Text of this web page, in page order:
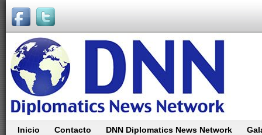
Inicio Contacto DNN Diplomatics News Network